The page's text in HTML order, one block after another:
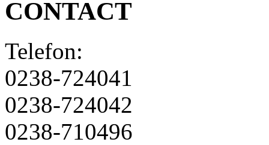
CONTACT
Telefon:
0238-724041
0238-724042
0238-710496